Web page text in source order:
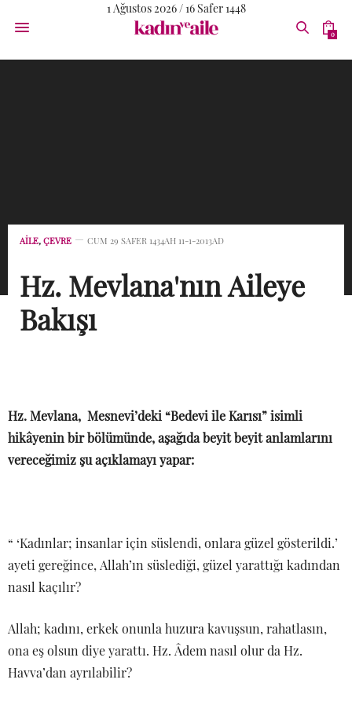
1 Ağustos 2026 / 16 Safer 1448
0
AİLE, ÇEVRE CUM 29 SAFER 1434AH 11-1-2013AD
Hz. Mevlana'nın Aileye
Bakışı
Hz. Mevlana, Mesnevi’deki “Bedevi ile Karısı” isimli
hikâyenin bir bölümünde, aşağıda beyit beyit anlamlarını
vereceğimiz şu açıklamayı yapar:
“ ‘Kadınlar; insanlar için süslendi, onlara güzel gösterildi.’
ayeti gereğince, Allah’ın süslediği, güzel yarattığı kadından
nasıl kaçılır?
Allah; kadını, erkek onunla huzura kavuşsun, rahatlasın,
ona eş olsun diye yarattı. Hz. Âdem nasıl olur da Hz.
Havva’dan ayrılabilir?